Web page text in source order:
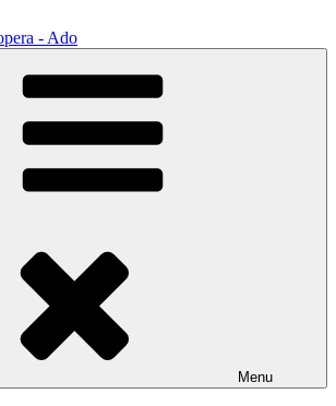
per capirle e imparare ad amarle
Menu